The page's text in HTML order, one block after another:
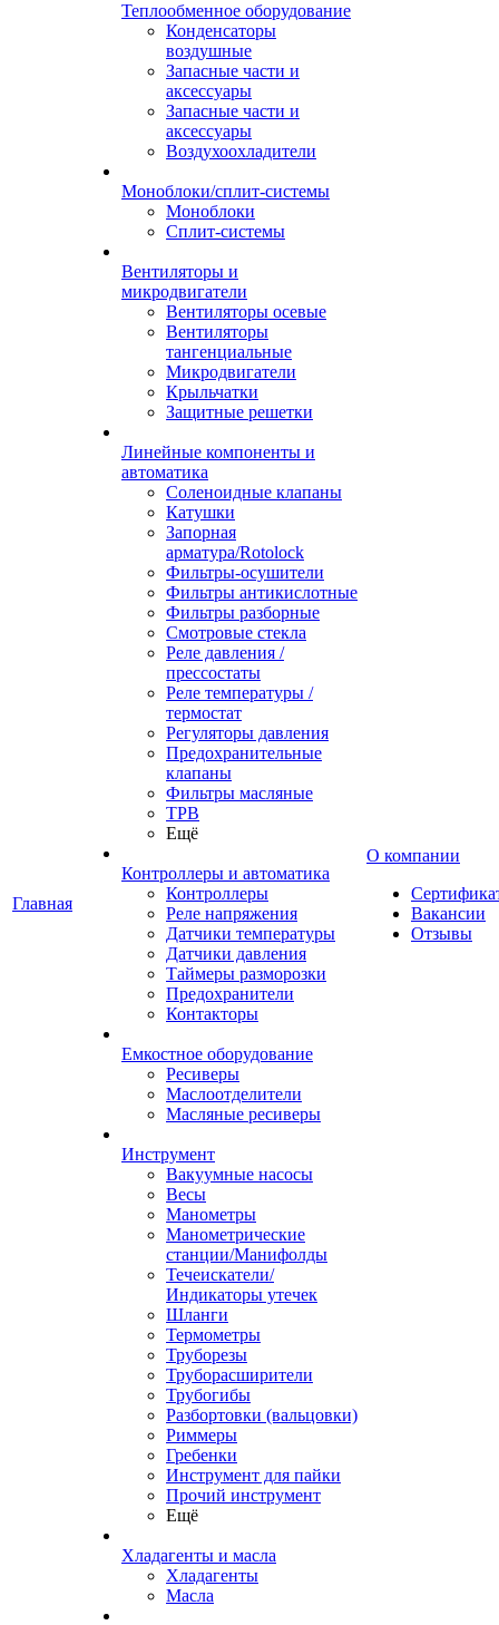
Главная
Теплообменное оборудование
Конденсаторы
воздушные
Запасные части и
аксессуары
Запасные части и
аксессуары
Воздухоохладители
Моноблоки/сплит-системы
Моноблоки
Сплит-системы
Вентиляторы и
микродвигатели
Вентиляторы осевые
Вентиляторы
тангенциальные
Микродвигатели
Крыльчатки
Защитные решетки
Линейные компоненты и
автоматика
Соленоидные клапаны
Катушки
Запорная
арматура/Rotolock
Фильтры-осушители
Фильтры антикислотные
Фильтры разборные
Смотровые стекла
Реле давления /
прессостаты
Реле температуры /
термостат
Регуляторы давления
Предохранительные
клапаны
Фильтры масляные
ТРВ
Ещё
Контроллеры и автоматика
Контроллеры
Реле напряжения
Датчики температуры
Датчики давления
Таймеры разморозки
Предохранители
Контакторы
Емкостное оборудование
Ресиверы
Маслоотделители
Масляные ресиверы
Инструмент
Вакуумные насосы
Весы
Манометры
Манометрические
станции/Манифолды
Течеискатели/
Индикаторы утечек
Шланги
Термометры
Труборезы
Труборасширители
Трубогибы
Разбортовки (вальцовки)
Риммеры
Гребенки
Инструмент для пайки
Прочий инструмент
Ещё
Хладагенты и масла
Хладагенты
Масла
О компании
Вакансии
Отзывы